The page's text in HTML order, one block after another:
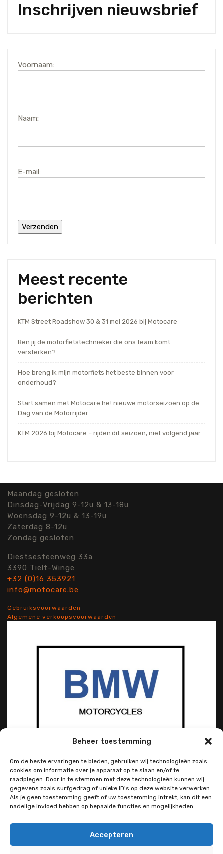
Beheer toestemming
Om de beste ervaringen te bieden, gebruiken wij technologieën zoals
cookies om informatie over je apparaat op te slaan en/of te
raadplegen. Door in te stemmen met deze technologieën kunnen wij
gegevens zoals surfgedrag of unieke ID's op deze website verwerken.
Als je geen toestemming geeft of uw toestemming intrekt, kan dit een
nadelige invloed hebben op bepaalde functies en mogelijkheden.
Accepteren
Inschrijven nieuwsbrief
Voornaam:
Naam:
E-mail:
Meest recente
berichten
KTM Street Roadshow 30 & 31 mei 2026 bij Motocare
Ben jij de motorfietstechnieker die ons team komt
versterken?
Hoe breng ik mijn motorfiets het beste binnen voor
onderhoud?
Start samen met Motocare het nieuwe motorseizoen op de
Dag van de Motorrijder
KTM 2026 bij Motocare – rijden dit seizoen, niet volgend jaar
Maandag gesloten
Dinsdag-Vrijdag 9-12u & 13-18u
Woensdag 9-12u & 13-19u
Zaterdag 8-12u
Zondag gesloten
Diestsesteenweg 33a
3390 Tielt-Winge
+32 (0)16 353921
info@motocare.be
Gebruiksvoorwaarden
Algemene verkoopsvoorwaarden